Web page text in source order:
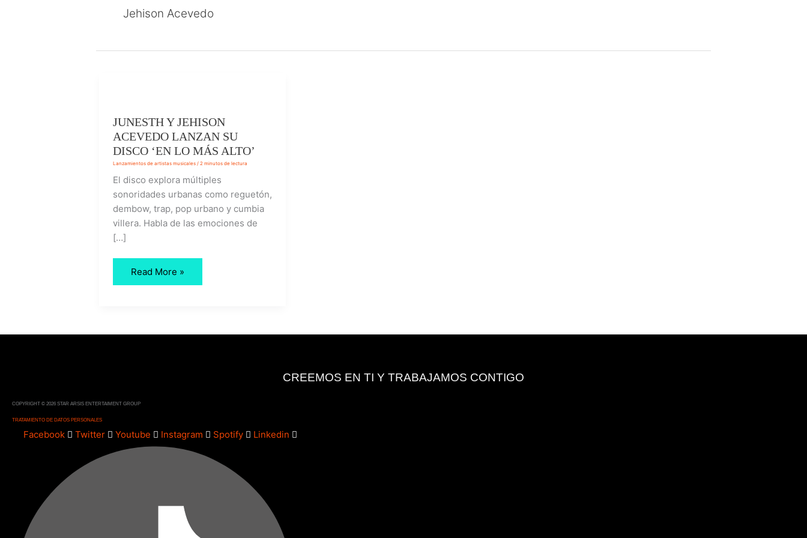
Jehison Acevedo
JUNESTH Y JEHISON
ACEVEDO LANZAN SU
DISCO ‘EN LO MÁS ALTO’
Lanzamientos de artistas musicales/ 2 minutos de lectura
El disco explora múltiples
sonoridades urbanas como reguetón,
dembow, trap, pop urbano y cumbia
villera. Habla de las emociones de
[…]
ACEVEDO
LANZAN
SU
DISCO
‘EN
LO
ALTO’
Read More »
CREEMOS EN TI Y TRABAJAMOS CONTIGO
COPYRIGHT © 2026 STAR ARSIS ENTERTAIMENT GROUP
TRATAMIENTO DE DATOS PERSONALES
Facebook Twitter Youtube Instagram Spotify Linkedin